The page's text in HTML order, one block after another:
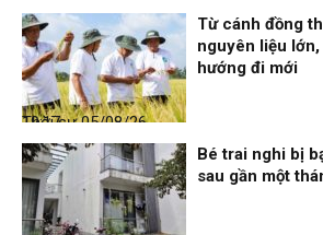
Thời sự
05/08/26, 19:17
Từ cánh đồng
nguyên liệu
hướng đi mới
Bé trai nghi bị
sau gần một